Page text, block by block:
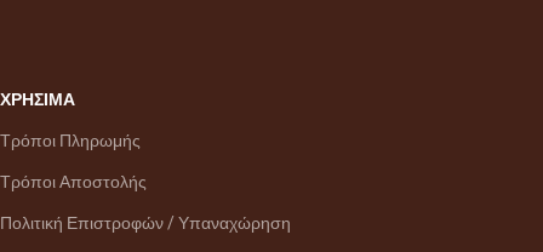
ΧΡΗΣΙΜΑ
Τρόποι Πληρωμής
Τρόποι Αποστολής
Πολιτική Επιστροφών / Υπαναχώρηση